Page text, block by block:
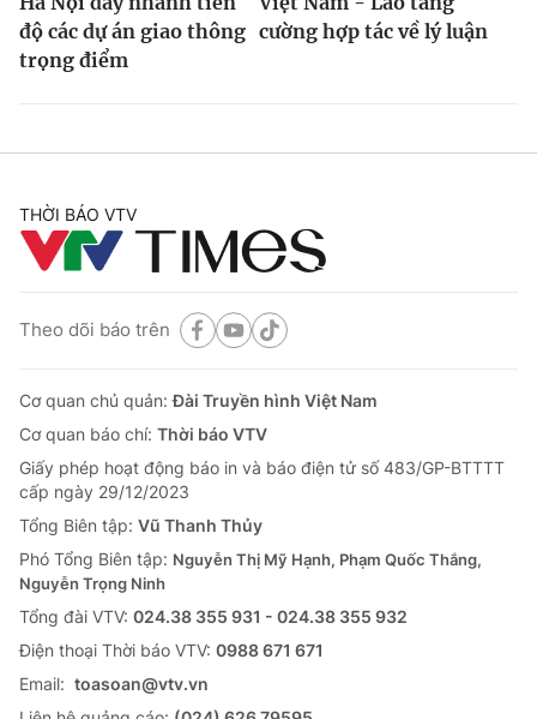
độ các dự án giao thông
trọng điểm
cường hợp tác về lý luận
THỜI BÁO VTV
Theo dõi báo trên
Cơ quan chủ quản:Đài Truyền hình Việt Nam
Cơ quan báo chí: Thời báo VTV
Giấy phép hoạt động báo in và báo điện tử số 483/GP-BTTTT
cấp ngày 29/12/2023
Tổng Biên tập: Vũ Thanh Thủy
Phó Tổng Biên tập: Nguyễn Thị Mỹ Hạnh, Phạm Quốc Thắng,
Nguyễn Trọng Ninh
Tổng đài VTV: 024.38 355 931 - 024.38 355 932
Ðiện thoại Thời báo VTV: 0988 671 671
Email: toasoan@vtv.vn